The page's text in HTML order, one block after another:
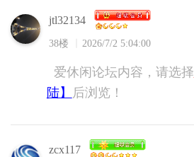
jtl32134
38楼 2026/7/2 5:04:00
爱休闲论坛内容，请选择
陆】
后浏览！
zcx117